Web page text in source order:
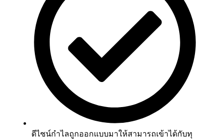
ดีไซน์กำไลถูกออกแบบมาให้สามารถเข้าได้กับทุ